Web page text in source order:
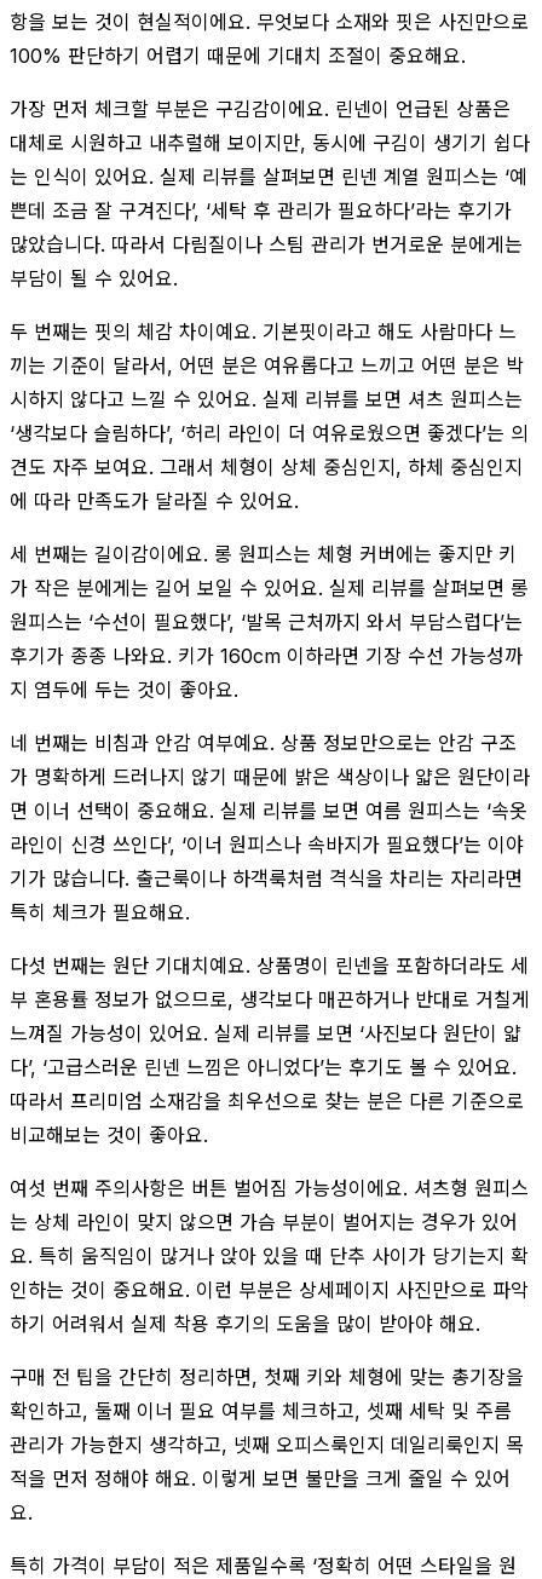
항을 보는 것이 현실적이에요. 무엇보다 소재와 핏은 사진만으로
100% 판단하기 어렵기 때문에 기대치 조절이 중요해요.
가장 먼저 체크할 부분은 구김감이에요. 린넨이 언급된 상품은
대체로 시원하고 내추럴해 보이지만, 동시에 구김이 생기기 쉽다
는 인식이 있어요. 실제 리뷰를 살펴보면 린넨 계열 원피스는 ‘예
쁜데 조금 잘 구겨진다’, ‘세탁 후 관리가 필요하다’라는 후기가
많았습니다. 따라서 다림질이나 스팀 관리가 번거로운 분에게는
부담이 될 수 있어요.
두 번째는 핏의 체감 차이예요. 기본핏이라고 해도 사람마다 느
끼는 기준이 달라서, 어떤 분은 여유롭다고 느끼고 어떤 분은 박
시하지 않다고 느낄 수 있어요. 실제 리뷰를 보면 셔츠 원피스는
‘생각보다 슬림하다’, ‘허리 라인이 더 여유로웠으면 좋겠다’는 의
견도 자주 보여요. 그래서 체형이 상체 중심인지, 하체 중심인지
에 따라 만족도가 달라질 수 있어요.
세 번째는 길이감이에요. 롱 원피스는 체형 커버에는 좋지만 키
가 작은 분에게는 길어 보일 수 있어요. 실제 리뷰를 살펴보면 롱
원피스는 ‘수선이 필요했다’, ‘발목 근처까지 와서 부담스럽다’는
후기가 종종 나와요. 키가 160cm 이하라면 기장 수선 가능성까
지 염두에 두는 것이 좋아요.
네 번째는 비침과 안감 여부예요. 상품 정보만으로는 안감 구조
가 명확하게 드러나지 않기 때문에 밝은 색상이나 얇은 원단이라
면 이너 선택이 중요해요. 실제 리뷰를 보면 여름 원피스는 ‘속옷
라인이 신경 쓰인다’, ‘이너 원피스나 속바지가 필요했다’는 이야
기가 많습니다. 출근룩이나 하객룩처럼 격식을 차리는 자리라면
특히 체크가 필요해요.
다섯 번째는 원단 기대치예요. 상품명이 린넨을 포함하더라도 세
부 혼용률 정보가 없으므로, 생각보다 매끈하거나 반대로 거칠게
느껴질 가능성이 있어요. 실제 리뷰를 보면 ‘사진보다 원단이 얇
다’, ‘고급스러운 린넨 느낌은 아니었다’는 후기도 볼 수 있어요.
따라서 프리미엄 소재감을 최우선으로 찾는 분은 다른 기준으로
비교해보는 것이 좋아요.
여섯 번째 주의사항은 버튼 벌어짐 가능성이에요. 셔츠형 원피스
는 상체 라인이 맞지 않으면 가슴 부분이 벌어지는 경우가 있어
요. 특히 움직임이 많거나 앉아 있을 때 단추 사이가 당기는지 확
인하는 것이 중요해요. 이런 부분은 상세페이지 사진만으로 파악
하기 어려워서 실제 착용 후기의 도움을 많이 받아야 해요.
구매 전 팁을 간단히 정리하면, 첫째 키와 체형에 맞는 총기장을
확인하고, 둘째 이너 필요 여부를 체크하고, 셋째 세탁 및 주름
관리가 가능한지 생각하고, 넷째 오피스룩인지 데일리룩인지 목
적을 먼저 정해야 해요. 이렇게 보면 불만을 크게 줄일 수 있어
요.
특히 가격이 부담이 적은 제품일수록 ‘정확히 어떤 스타일을 원